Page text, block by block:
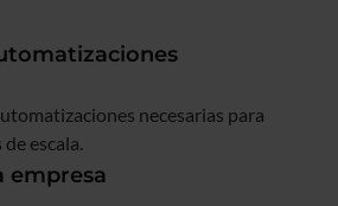
necesarias para
escala.
empresa